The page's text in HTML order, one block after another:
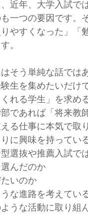
近年、大学入試で
一つの要因です。
りやすくなった」
。
そう単純な話では
生を集めたいだけ
れる学生」を求め
であれば「将来教
る仕事に本気で取
に興味を持ってい
選抜や推薦入試で
んだのか
いのか
な進路を考えてい
うな活動に取り組